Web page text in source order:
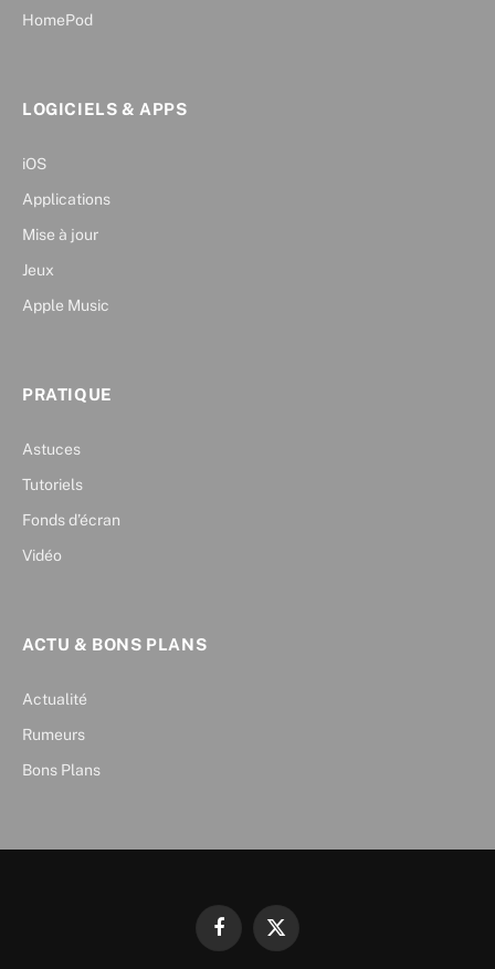
HomePod
LOGICIELS & APPS
iOS
Applications
Mise à jour
Jeux
Apple Music
PRATIQUE
Astuces
Tutoriels
Fonds d’écran
Vidéo
ACTU & BONS PLANS
Actualité
Rumeurs
Bons Plans
FacebookX